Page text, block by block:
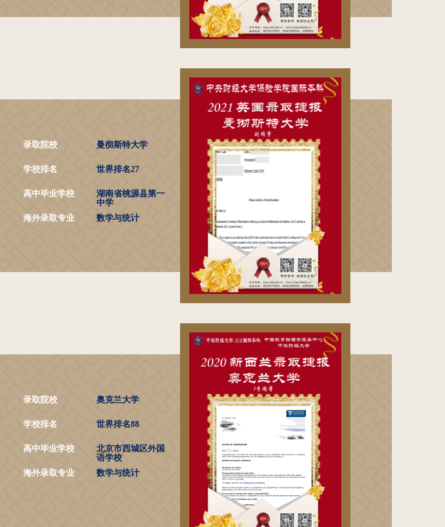
录取院校 曼彻斯特大学
学校排名 世界排名27
高中毕业学校
湖南省桃源县第一
中学
海外录取专业
数学与统计
录取院校 奥克兰大学
学校排名 世界排名88
高中毕业学校
北京市西城区外国
语学校
海外录取专业
数学与统计